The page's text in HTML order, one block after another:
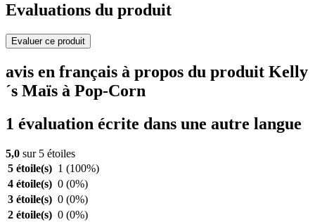
Evaluations du produit
Evaluer ce produit
avis en français à propos du produit Kelly
´s Maïs à Pop-Corn
1 évaluation écrite dans une autre langue
5,0 sur 5 étoiles
5 étoile(s) 1 (100%)
4 étoile(s) 0 (0%)
3 étoile(s) 0 (0%)
2 étoile(s) 0 (0%)